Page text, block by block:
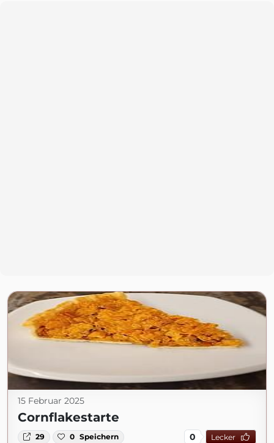
15 Februar 2025
Cornflakestarte
29 0 Speichern 0 Lecker